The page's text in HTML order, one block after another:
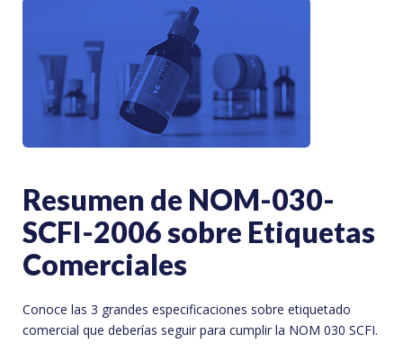
Resumen de NOM-030-
SCFI-2006 sobre Etiquetas
Comerciales
Conoce las 3 grandes especificaciones sobre etiquetado
comercial que deberías seguir para cumplir la NOM 030 SCFI.